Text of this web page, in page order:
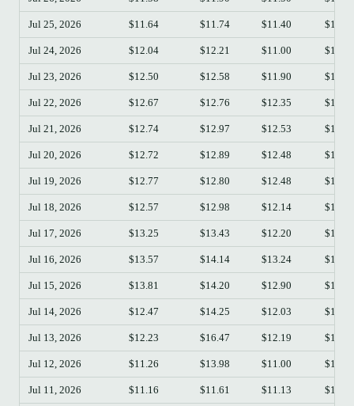
Jul 25, 2026 $11.64 $11.74 $11.40 $11.58
Jul 24, 2026 $12.04 $12.21 $11.00 $11.64
Jul 23, 2026 $12.50 $12.58 $11.90 $12.05
Jul 22, 2026 $12.67 $12.76 $12.35 $12.48
Jul 21, 2026 $12.74 $12.97 $12.53 $12.67
Jul 20, 2026 $12.72 $12.89 $12.48 $12.74
Jul 19, 2026 $12.77 $12.80 $12.48 $12.72
Jul 18, 2026 $12.57 $12.98 $12.14 $12.77
Jul 17, 2026 $13.25 $13.43 $12.20 $12.56
Jul 16, 2026 $13.57 $14.14 $13.24 $13.24
Jul 15, 2026 $13.81 $14.20 $12.90 $13.55
Jul 14, 2026 $12.47 $14.25 $12.03 $13.74
Jul 13, 2026 $12.23 $16.47 $12.19 $12.48
Jul 12, 2026 $11.26 $13.98 $11.00 $12.23
Jul 11, 2026 $11.16 $11.61 $11.13 $11.30